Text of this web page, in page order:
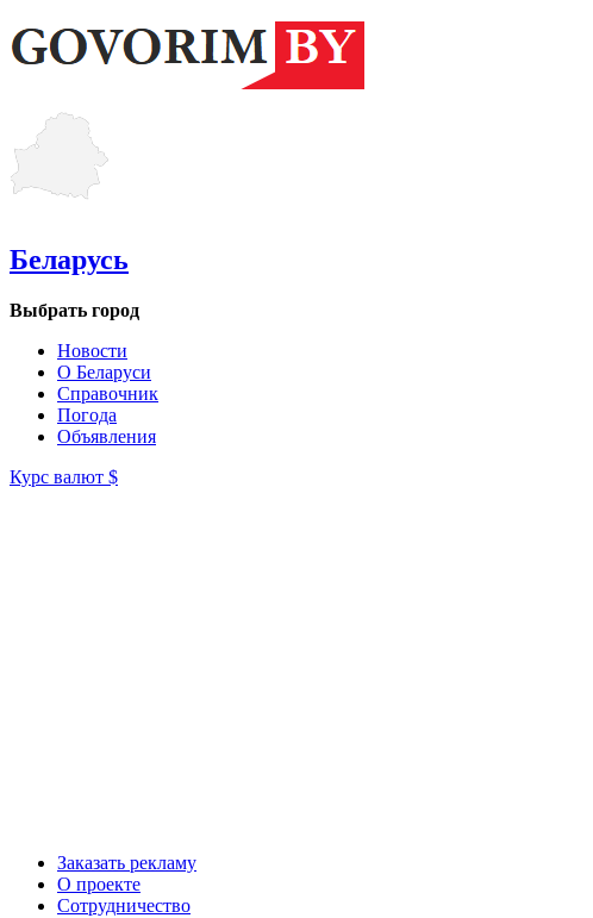
Беларусь
Выбрать город
Новости
О Беларуси
Справочник
Погода
Объявления
Курс валют $
Заказать рекламу
О проекте
Сотрудничество